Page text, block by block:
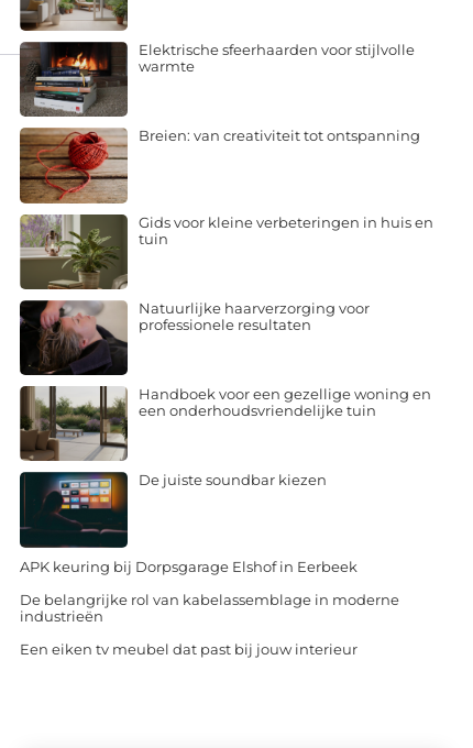
Elektrische sfeerhaarden voor stijlvolle
warmte
Breien: van creativiteit tot ontspanning
Gids voor kleine verbeteringen in huis en
tuin
Natuurlijke haarverzorging voor
professionele resultaten
Handboek voor een gezellige woning en
een onderhoudsvriendelijke tuin
De juiste soundbar kiezen
APK keuring bij Dorpsgarage Elshof in Eerbeek
De belangrijke rol van kabelassemblage in moderne
industrieën
Een eiken tv meubel dat past bij jouw interieur